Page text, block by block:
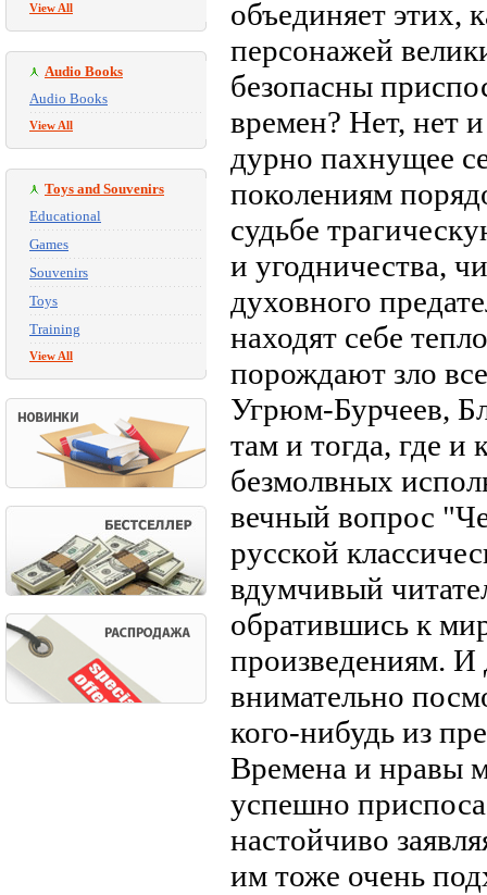
View All
Audio Books
Audio Books
View All
Toys and Souvenirs
Educational
Games
Souvenirs
Toys
Training
View All
объединяет этих,
персонажей
безопасны
времен? Нет, нет
дурно пахнущее
поколениям
судьбе
и угодничества,
духовного
находят себе
порождают зло
Угрюм-Бурчеев,
там и тогда, где и
безмолвных
вечный вопрос
русской
вдумчивый
обратившись к
произведениям.
внимательно
кого-нибудь из
Времена и нравы
успешно
настойчиво
им тоже очень